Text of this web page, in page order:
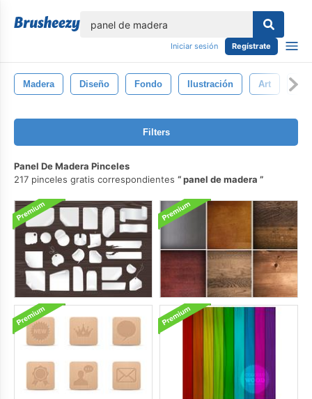
Iniciar sesión Regístrate
Madera Diseño Fondo Ilustración Art
Filters
Panel De Madera Pinceles
217 pinceles gratis correspondientes
panel de madera